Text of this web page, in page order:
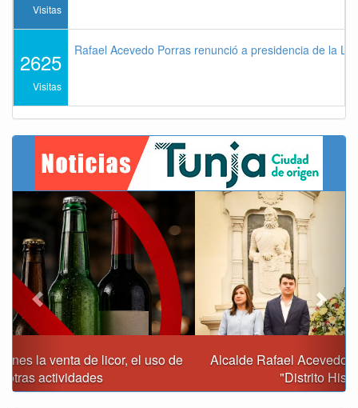
Visitas
2625
Visitas
Rafael Acevedo Porras renunció a presidencia de la
Alcalde Rafael Acevedo propone convertir a Tunja en
"Distrito Histórico y Turístico"
Previous Next